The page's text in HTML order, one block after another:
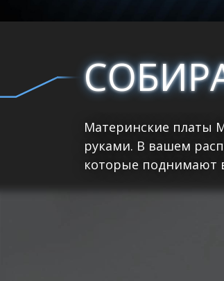
Материнские платы
руками. В вашем
которые поднимают